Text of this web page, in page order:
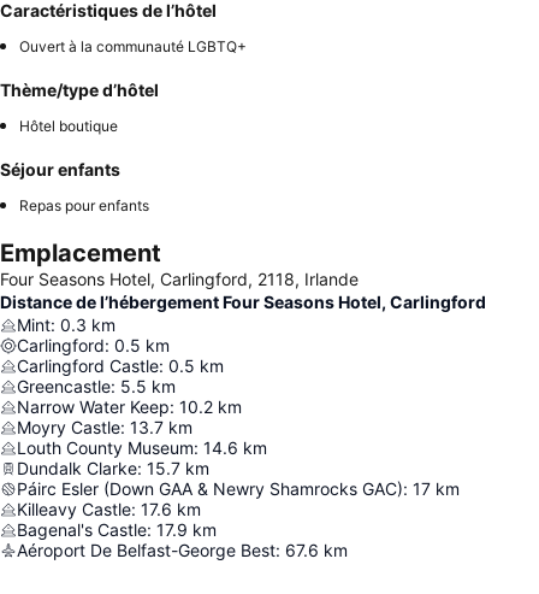
Caractéristiques de l’hôtel
Ouvert à la communauté LGBTQ+
Thème/type d’hôtel
Hôtel boutique
Séjour enfants
Repas pour enfants
Emplacement
Four Seasons Hotel, Carlingford, 2118, Irlande
Distance de l’hébergement Four Seasons Hotel, Carlingford
Mint: 0.3 km
Carlingford: 0.5 km
Carlingford Castle: 0.5 km
Greencastle: 5.5 km
Narrow Water Keep: 10.2 km
Moyry Castle: 13.7 km
Louth County Museum: 14.6 km
Dundalk Clarke: 15.7 km
Páirc Esler (Down GAA & Newry Shamrocks GAC): 17 km
Killeavy Castle: 17.6 km
Bagenal's Castle: 17.9 km
Aéroport De Belfast-George Best: 67.6 km